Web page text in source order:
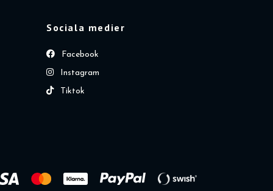
Sociala medier
Facebook
Instagram
Tiktok